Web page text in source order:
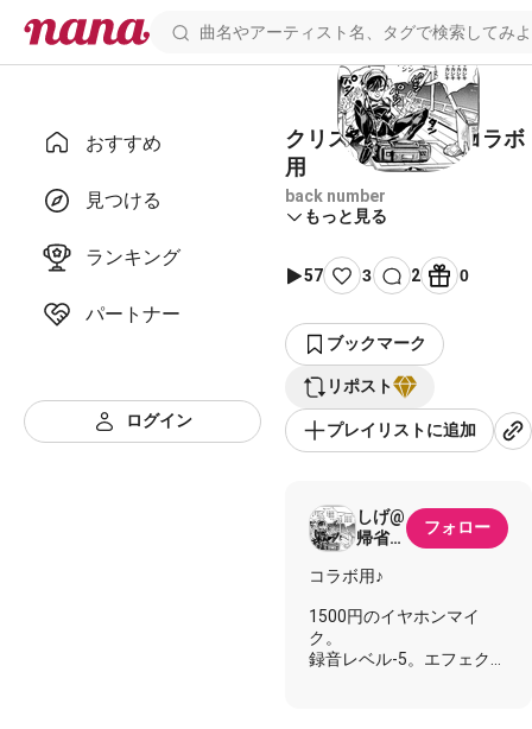
おすすめ
見つける
ランキング
パートナー
ログイン
クリスマスソング コラボ
用
back number
もっと見る
57 3 2 0
ブックマーク
リポスト
プレイリストに追加
しげ@
帰省の
浮上
フォロー
コラボ用♪
1500円のイヤホンマイ
ク。
録音レベル-5。エフェクト